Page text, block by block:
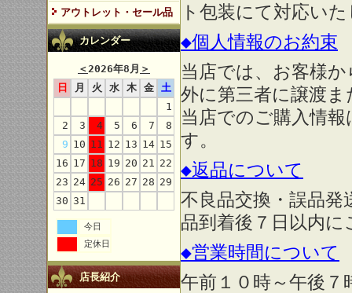
アウトレット・セール品
カレンダー
＜2026年8月 ＞
日
月 火 水 木 金
土
1
2
3 4 5 6 7
8
9 10 11 12 13 14 15
16 17 18 19 20 21 22
23 24 25 26 27 28 29
30 31
今日
定休日
店長紹介
ト包装にて対応い
◆個人情報のお約束
当店では、お客様
外に第三者に譲渡
当店でのご購入情
す。
◆返品について
不良品交換・誤品
品到着後７日以内
◆営業時間について
午前１０時～午後